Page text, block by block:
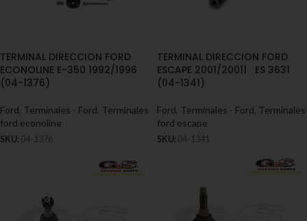
TERMINAL DIRECCION FORD
ECONOLINE E-350 1992/1996
(04-1376)
Ford Terminales - Ford Terminales
ford econoline
SKU: 04-1376
TERMINAL DIRECCION FORD
ESCAPE 2001/20011 ES 3631
(04-1341)
Ford Terminales - Ford Terminales
ford escape
SKU: 04-1341